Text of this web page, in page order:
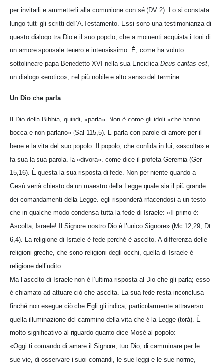
per invitarli e ammetterli alla comunione con sé (DV 2). Lo si constata
lungo tutti gli scritti dell’A.Testamento. Essi sono una testimonianza di
questo dialogo tra Dio e il suo popolo, che a momenti acquista i toni di
un amore sponsale tenero e intensissimo. È, come ha voluto
sottolineare papa Benedetto XVI nella sua Enciclica Deus caritas est
un dialogo «erotico», nel più nobile e alto senso del termine.
Un Dio che parla
Il Dio della Bibbia, quindi, «parla». Non è come gli idoli «che hanno
bocca e non parlano» (Sal 115,5). E parla con parole di amore per il
bene e la vita del suo popolo. Il popolo, che confida in lui, «ascolta» e
fa sua la sua parola, la «divora», come dice il profeta Geremia (Ger
15,16). È questa la sua risposta di fede. Non per niente quando a
Gesù verrà chiesto da un maestro della Legge quale sia il più grande
dei comandamenti della Legge, egli risponderà rifacendosi a un testo
che in qualche modo condensa tutta la fede di Israele: «Il primo è:
Ascolta, Israele! Il Signore nostro Dio è l’unico Signore» (Mc 12,29; Dt
6,4). La religione di Israele è fede perché è ascolto. A differenza delle
religioni greche, che sono religioni degli occhi, quella di Israele è
religione dell’udito.
Ma l’ascolto di Israele non è l’ultima risposta al Dio che gli parla; esso
è chiamato ad attuare ciò che ascolta. La sua fede resta inconclusa
finché non esegue ciò che Egli gli indica, particolarmente attraverso
quella illuminazione del cammino della vita che è la Legge (torà). È
molto significativo al riguardo quanto dice Mosè al popolo:
«Oggi ti comando di amare il Signore, tuo Dio, di camminare per le
sue vie, di osservare i suoi comandi, le sue leggi e le sue norme,